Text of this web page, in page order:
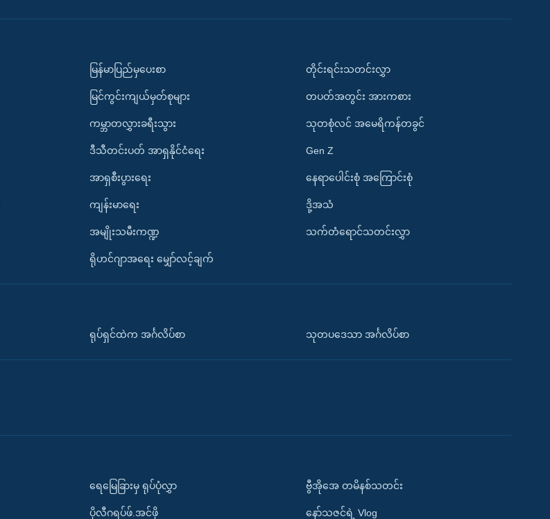
မြန်မာပြည်မှပေးစာ
မြင်ကွင်းကျယ်မှတ်စုများ
ကမ္ဘာတလွှားခရီးသွား
ဒီသီတင်းပတ် အာရှနိုင်ငံရေး
အာရှစီးပွားရေး
ကျန်းမာရေး
အမျိုးသမီးကဏ္ဍ
ရိုဟင်ဂျာအရေး မျှော်လင့်ချက်
တိုင်းရင်းသတင်းလွှာ
တပတ်အတွင်း အားကစား
သုတစုံလင် အမေရိကန်တခွင်
Gen Z
နေရာပေါင်းစုံ အကြောင်းစုံ
ဒို့အသံ
သက်တံရောင်သတင်းလွှာ
ရုပ်ရှင်ထဲက အင်္ဂလိပ်စာ သုတပဒေသာ အင်္ဂလိပ်စာ
ရေမြေခြားမှ ရုပ်ပုံလွှာ
ပိုလီဂရပ်ဖ်.အင်ဖို
ဗွီအိုအေ တမိနစ်သတင်း
နော်သဇင်ရဲ့ Vlog